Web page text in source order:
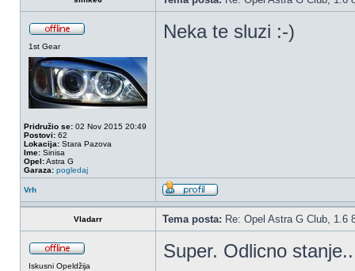
1st Gear
Pridružio se: 02 Nov 2015 20:49
Postovi: 62
Lokacija: Stara Pazova
Ime: Sinisa
Opel:Astra G
Garaza: pogledaj
Neka te sluzi :-)
Vrh
Vladarr Tema posta: Re: Opel Astra G Club, 1.6
Iskusni Opeldžija
Super. Odlicno